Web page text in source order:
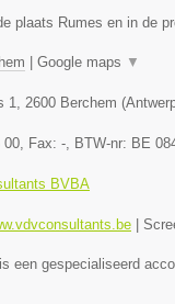
plaats Rumes en in de
| Google maps ▼
1 2600 Berchem (
00 , Fax: - , BTW-nr: BE
BVBA
|
een gespecialiseerd